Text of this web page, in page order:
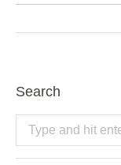
Search
Search: